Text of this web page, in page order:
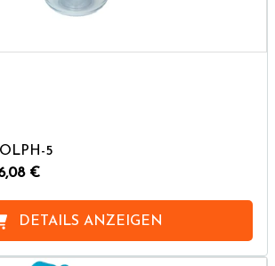
5
€
DETAILS ANZEIGEN